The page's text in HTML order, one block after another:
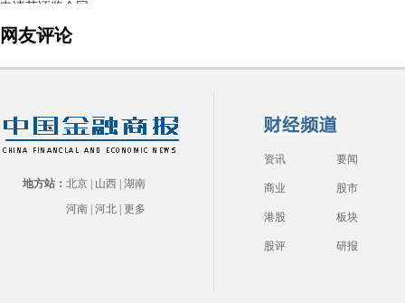
网友评论
地方站： 北京 山西 湖南
河南 河北 更多
资讯 要闻
商业 股市
港股 板块
股评 研报